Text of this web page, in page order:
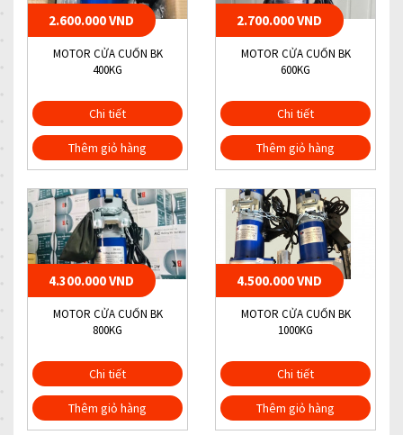
2.600.000 VND
MOTOR CỬA CUỐN BK
400KG
Chi tiết
Thêm giỏ hàng
2.700.000 VND
MOTOR CỬA CUỐN BK
600KG
Chi tiết
Thêm giỏ hàng
4.300.000 VND
MOTOR CỬA CUỐN BK
800KG
Chi tiết
Thêm giỏ hàng
4.500.000 VND
MOTOR CỬA CUỐN BK
1000KG
Chi tiết
Thêm giỏ hàng